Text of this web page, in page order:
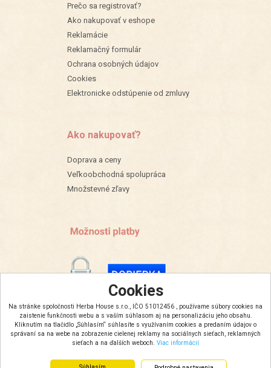
Cookies
Na stránke spoločnosti Herba House s.r.o., IČO 51012456 , používame súbory cookies na
zaistenie funkčnosti webu a s vaším súhlasom aj na personalizáciu jeho obsahu.
Kliknutím na tlačidlo „Súhlasím“ súhlasíte s využívaním cookies a predaním údajov o
správaní sa na webe na zobrazenie cielenej reklamy na sociálnych sieťach, reklamných
sieťach a na ďalších weboch. Viac informácií
Prečo sa registrovať?
Ako nakupovať v eshope
Reklamácie
Reklamačný formulár
Ochrana osobných údajov
Cookies
Elektronicke odstúpenie od zmluvy
Ako nakupovať?
Doprava a ceny
Veľkoobchodná spolupráca
Množstevné zľavy